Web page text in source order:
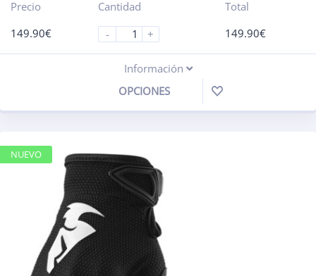
Precio
149.90€
Cantidad
-
+
Total
149.90€
Información
OPCIONES
NUEVO